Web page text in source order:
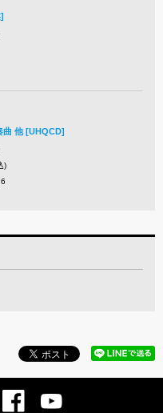
曲 他 [UHQCD]
)